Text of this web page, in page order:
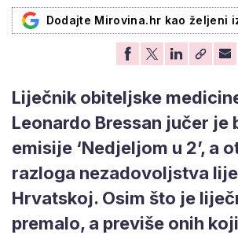
Dodajte Mirovina.hr kao željeni
Liječnik obiteljske
Leonardo Bressan jučer je
emisije ‘Nedjeljom u 2’, a
razloga nezadovoljstva
Hrvatskoj. Osim što je
premalo, a previše onih